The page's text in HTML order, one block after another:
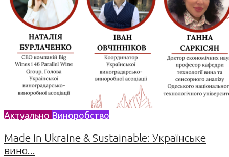
Актуально Виноробство
Made in Ukraine & Sustainable: Українське
вино...